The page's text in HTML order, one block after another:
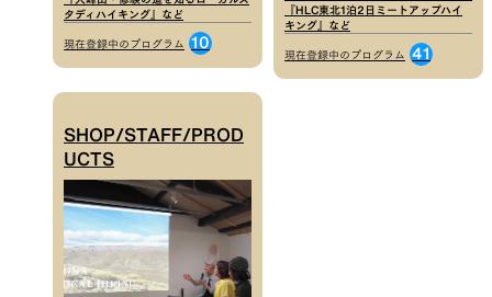
タディハイキング』など
現在登録中のプログラム 10
『HLC東北1泊2日ミートアップハイ
キング』など
現在登録中のプログラム 41
SHOP/STAFF/PROD
UCTS